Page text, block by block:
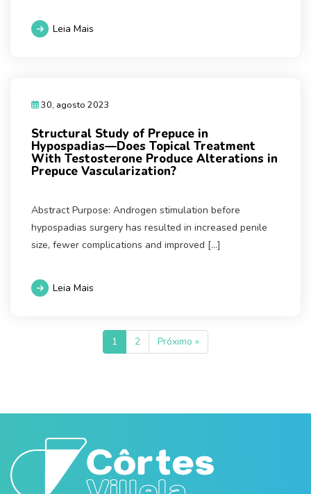
Leia Mais
30, agosto 2023
Structural Study of Prepuce in
Hypospadias—Does Topical Treatment
With Testosterone Produce Alterations in
Prepuce Vascularization?
Abstract Purpose: Androgen stimulation before
hypospadias surgery has resulted in increased penile
size, fewer complications and improved […]
Leia Mais
1 2 Próximo »